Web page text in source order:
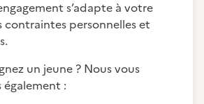
s’adapte à votre
contraintes personnelles et
un jeune ? Nous vous
: